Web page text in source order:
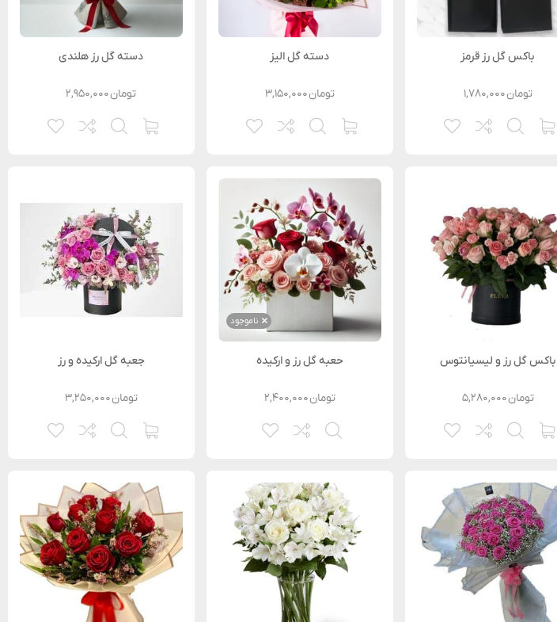
باکس گل رز قرمز
۱,۷۸۰,۰۰۰تومان
دسته گل الیز
۳,۱۵۰,۰۰۰تومان
دسته گل رز هلندی
۲,۹۵۰,۰۰۰تومان
باکس گل رز و لیسیانتوس
۵,۲۸۰,۰۰۰تومان
ناموجود
حعبه گل رز و ارکیده
۲,۴۰۰,۰۰۰تومان
جعبه گل ارکیده و رز
۳,۲۵۰,۰۰۰تومان